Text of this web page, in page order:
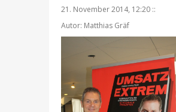
21. November 2014, 12:20 ::
Autor: Matthias Gräf